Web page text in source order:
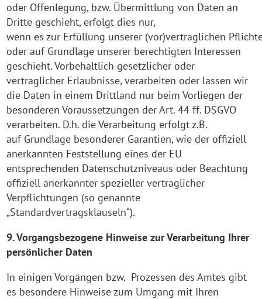
oder Offenlegung, bzw. Übermittlung von Daten an
Dritte geschieht, erfolgt dies nur,
wenn es zur Erfüllung unserer (vor)vertraglichen
oder auf Grundlage unserer berechtigten Interessen
geschieht. Vorbehaltlich gesetzlicher oder
vertraglicher Erlaubnisse, verarbeiten oder lassen wir
die Daten in einem Drittland nur beim Vorliegen der
besonderen Voraussetzungen der Art. 44 ff. DSGVO
verarbeiten. D.h. die Verarbeitung erfolgt z.B.
auf Grundlage besonderer Garantien, wie der offiziell
anerkannten Feststellung eines der EU
entsprechenden Datenschutzniveaus oder Beachtung
offiziell anerkannter spezieller vertraglicher
Verpflichtungen (so genannte
„Standardvertragsklauseln“).
9. Vorgangsbezogene Hinweise zur Verarbeitung Ihrer
persönlicher Daten
In einigen Vorgängen bzw. Prozessen des Amtes gibt
es besondere Hinweise zum Umgang mit Ihren